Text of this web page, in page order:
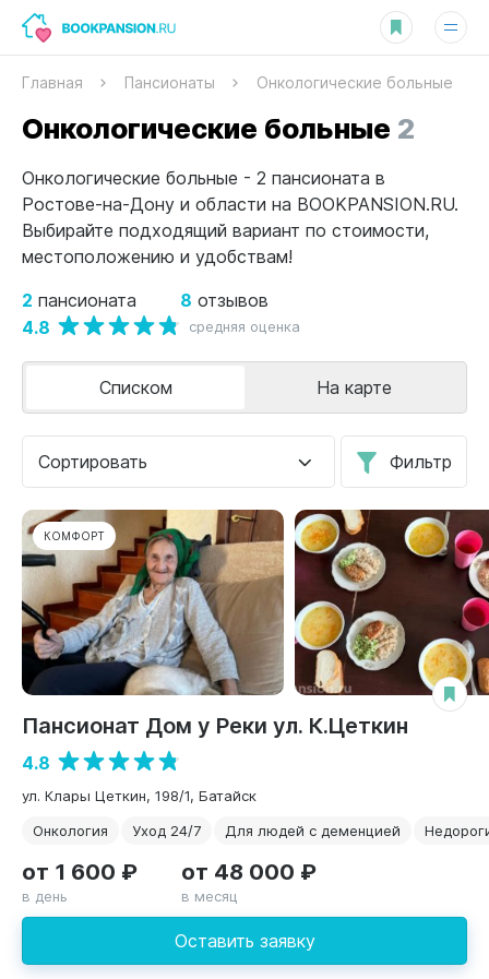
Главная Пансионаты Онкологические больные
Онкологические больные 2
Онкологические больные - 2 пансионата в
Ростове-на-Дону и области на BOOKPANSION.RU.
Выбирайте подходящий вариант по стоимости,
местоположению и удобствам!
2 пансионата 8 отзывов
4.8 средняя оценка
Сортировать Фильтр
Списком На карте
КОМФОРТ
Пансионат Дом у Реки ул. К.Цеткин
4.8
ул. Клары Цеткин, 198/1, Батайск
Онкология
Уход 24/7 Для людей с деменцией
Оставить заявку
от 1 600 ₽
в день
от 48 000 ₽
в месяц